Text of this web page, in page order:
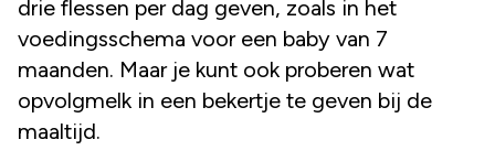
drie flessen per dag geven, zoals in het
voedingsschema voor een baby van 7
maanden. Maar je kunt ook proberen wat
opvolgmelk in een bekertje te geven bij de
maaltijd.